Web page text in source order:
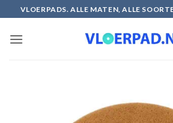
naar
inhoud
VLOERPADS. ALLE MATEN, ALLE